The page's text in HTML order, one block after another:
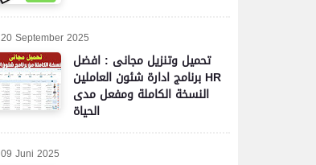
20 September 2025
تحميل وتنزيل مجانى : افضل
برنامج ادارة شئون العاملين HR
النسخة الكاملة ومفعل مدى
الحياة
09 Juni 2025